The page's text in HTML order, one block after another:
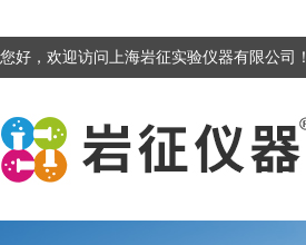
您好，欢迎访问上海岩征实验仪器有限公司！